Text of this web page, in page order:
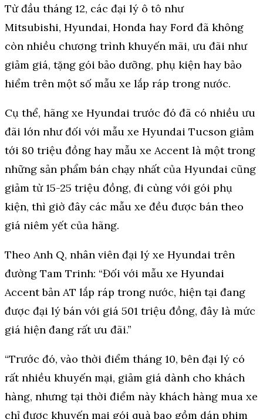
Từ đầu tháng 12, các đại lý ô tô như
Mitsubishi, Hyundai, Honda hay Ford đã không
còn nhiều chương trình khuyến mãi, ưu đãi như
giảm giá, tặng gói bảo dưỡng, phụ kiện hay bảo
hiểm trên một số mẫu xe lắp ráp trong nước.
Cụ thể, hãng xe Hyundai trước đó đã có nhiều ưu
đãi lớn như đối với mẫu xe Hyundai Tucson giảm
tới 80 triệu đồng hay mẫu xe Accent là một trong
những sản phẩm bán chạy nhất của Hyundai cũng
giảm từ 15-25 triệu đồng, đi cùng với gói phụ
kiện, thì giờ đây các mẫu xe đều được bán theo
giá niêm yết của hãng.
Theo Anh Q, nhân viên đại lý xe Hyundai trên
đường Tam Trinh: “Đối với mẫu xe Hyundai
Accent bản AT lắp ráp trong nước, hiện tại đang
được đại lý bán với giá 501 triệu đồng, đây là mức
giá hiện đang rất ưu đãi.”
“Trước đó, vào thời điểm tháng 10, bên đại lý có
rất nhiều khuyến mại, giảm giá dành cho khách
hàng, nhưng tại thời điểm này khách hàng mua xe
chỉ được khuyến mại gói quà bao gồm dán phim